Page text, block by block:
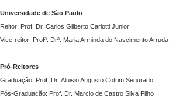
Universidade de São Paulo
Reitor: Prof. Dr. Carlos Gilberto Carlotti Junior
Vice-reitor: Profª. Drª. Maria Arminda do Nascimento Arruda
Pró-Reitores
Graduação: Prof. Dr. Aluisio Augusto Cotrim Segurado
Pós-Graduação: Prof. Dr. Marcio de Castro Silva Filho